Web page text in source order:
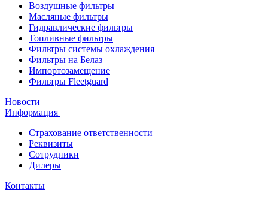
Воздушные фильтры
Масляные фильтры
Гидравлические фильтры
Топливные фильтры
Фильтры системы охлаждения
Фильтры на Белаз
Импортозамещение
Фильтры Fleetguard
Новости
Информация
Страхование ответственности
Реквизиты
Сотрудники
Дилеры
Контакты